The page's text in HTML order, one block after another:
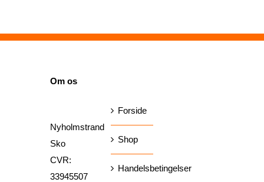
Om os
Nyholmstrand
Sko
CVR:
33945507
Forside
Shop
Handelsbetingelser